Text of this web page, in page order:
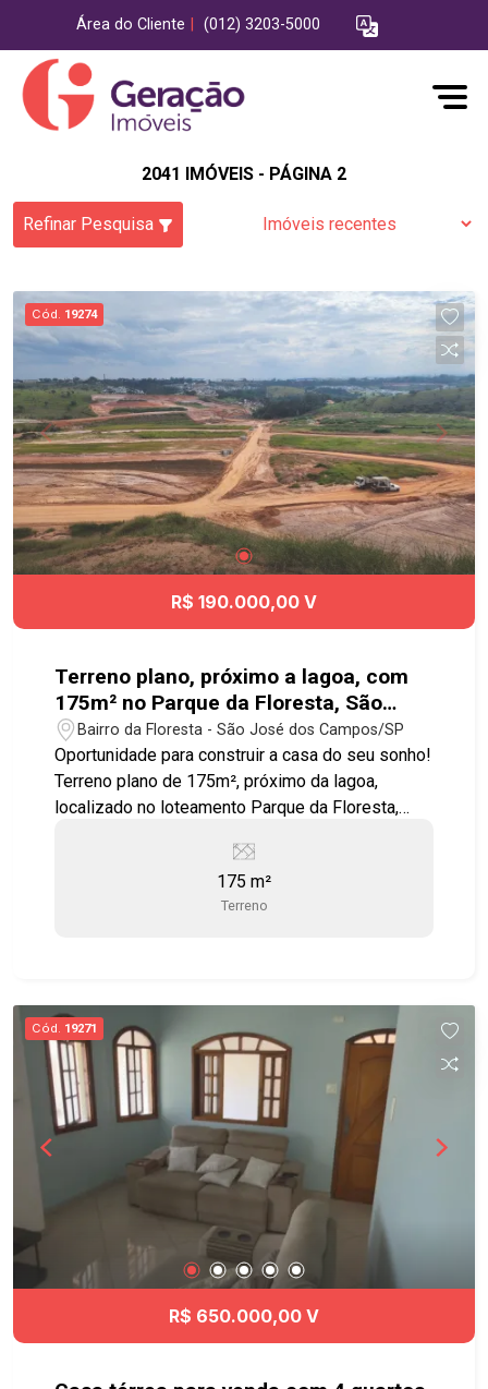
Área do Cliente (012) 3203-5000
2041 IMÓVEIS - PÁGINA 2
Refinar Pesquisa
Cód. 19274
R$ 190.000,00 V
Terreno plano, próximo a lagoa, com
175m² no Parque da Floresta, São
José dos Campos - SP
Bairro da Floresta - São José dos Campos/SP
Oportunidade para construir a casa do seu sonho!
Terreno plano de 175m², próximo da lagoa,
localizado no loteamento Parque da Floresta,
de SJC. Área: 7 X 25 = 175m2 Loteamento
Parque da Floresta (Próximo a Via Cambuí e
Igreja da Cidade) Diferenciais: Bairro planejado,
175 m²
Terreno
Cód. 19271
R$ 650.000,00 V